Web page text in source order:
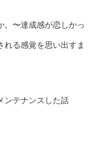
。〜達成感が恋しかっ
れる感覚を思い出すま
ンテナンスした話